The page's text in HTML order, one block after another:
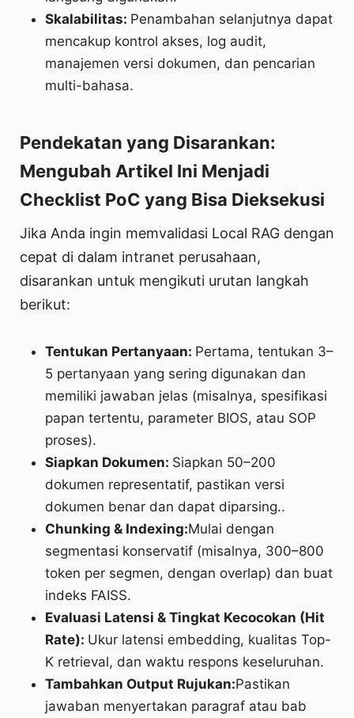
Skalabilitas: Penambahan selanjutnya dapat
mencakup kontrol akses, log audit,
manajemen versi dokumen, dan pencarian
multi-bahasa.
Pendekatan yang Disarankan:
Mengubah Artikel Ini Menjadi
Checklist PoC yang Bisa Dieksekusi
Jika Anda ingin memvalidasi Local RAG dengan
cepat di dalam intranet perusahaan,
disarankan untuk mengikuti urutan langkah
berikut:
Tentukan Pertanyaan: Pertama, tentukan 3–
5 pertanyaan yang sering digunakan dan
memiliki jawaban jelas (misalnya, spesifikasi
papan tertentu, parameter BIOS, atau SOP
proses).
Siapkan Dokumen: Siapkan 50–200
dokumen representatif, pastikan versi
dokumen benar dan dapat diparsing..
Chunking & Indexing:Mulai dengan
segmentasi konservatif (misalnya, 300–800
token per segmen, dengan overlap) dan buat
indeks FAISS.
Evaluasi Latensi & Tingkat Kecocokan (Hit
Rate): Ukur latensi embedding, kualitas Top-
K retrieval, dan waktu respons keseluruhan.
Tambahkan Output Rujukan:Pastikan
jawaban menyertakan paragraf atau bab